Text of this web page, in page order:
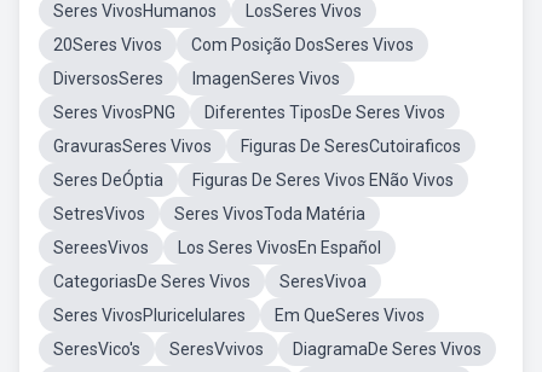
Seres VivosHumanos
LosSeres Vivos
20Seres Vivos
Com Posição DosSeres Vivos
DiversosSeres
ImagenSeres Vivos
Seres VivosPNG
Diferentes TiposDe Seres Vivos
GravurasSeres Vivos
Figuras De SeresCutoiraficos
Seres DeÓptia
Figuras De Seres Vivos ENão Vivos
SetresVivos
Seres VivosToda Matéria
SereesVivos
Los Seres VivosEn Español
CategoriasDe Seres Vivos
SeresVivoa
Seres VivosPluricelulares
Em QueSeres Vivos
SeresVico's
SeresVvivos
DiagramaDe Seres Vivos